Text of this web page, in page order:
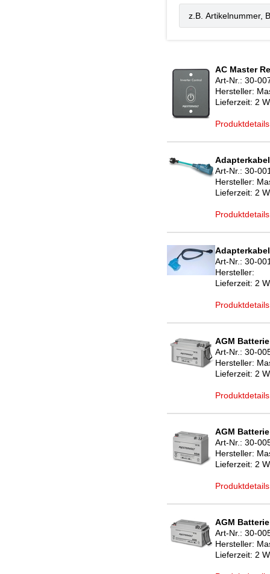
AC Master
Art-Nr.: 30-
Hersteller:
Lieferzeit: 2
Produktdetails
Art-Nr.: 30-
Hersteller:
Lieferzeit: 2
Produktdetails
Art-Nr.: 30-
Hersteller:
Lieferzeit: 2
Produktdetails
AGM
Art-Nr.: 30-
Hersteller:
Lieferzeit: 2
Produktdetails
AGM
Art-Nr.: 30-
Hersteller:
Lieferzeit: 2
Produktdetails
AGM
Art-Nr.: 30-
Hersteller:
Lieferzeit: 2